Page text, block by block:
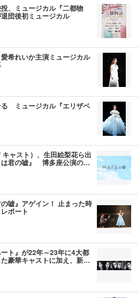
、ミュージカル『二都物
団後初ミュージカル
希れいか主演ミュージカル
ミュージカル『エリザベ
ャスト）、生田絵梨花ら出
は君の嘘』 博多座公演の…
嘘』アゲイン！ 止まった時
ポート
ト』が22年～23年に4大都
豪華キャストに加え、新…